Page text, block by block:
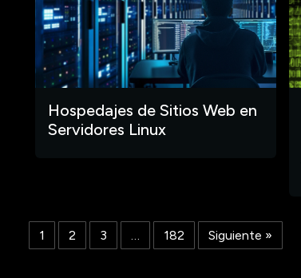
Hospedajes de Sitios Web en
Servidores Linux
1 2 3 … 182 Siguiente »